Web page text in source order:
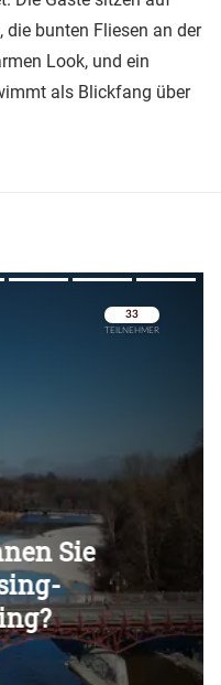
bunten Fliesen an der
Look, und ein
als Blickfang über
Überspringen
Überspringen